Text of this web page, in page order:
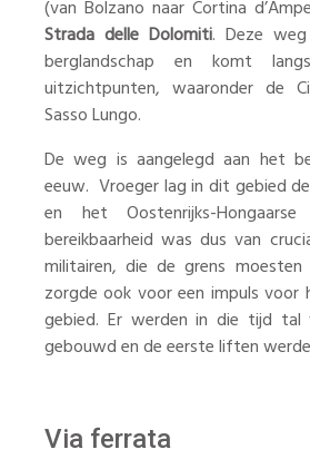
(van Bolzano naar Cortina
Strada delle Dolomiti. Deze
berglandschap en komt
uitzichtpunten, waaronder de
Sasso Lungo.
De weg is aangelegd aan het
eeuw. Vroeger lag in dit gebied
en het Oostenrijks-
bereikbaarheid was dus van
militairen, die de grens
zorgde ook voor een impuls
gebied. Er werden in die tijd tal
gebouwd en de eerste liften
Via ferrata